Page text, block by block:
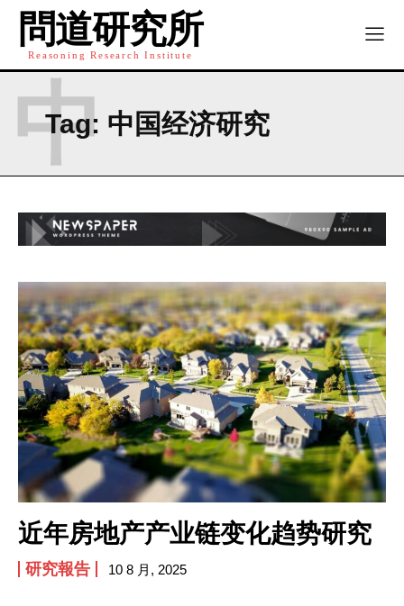
I WANT IN
I've read and accept thePrivacy Policy
問道研究所
Reasoning Research Institute
Tag: 中国经济研究
中
近年房地产产业链变化趋势研究
研究報告 10 8 月, 2025